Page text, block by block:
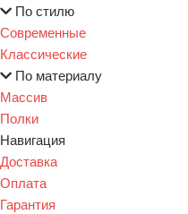
По стилю
Современные
Классические
По материалу
Массив
Полки
Навигация
Доставка
Оплата
Гарантия